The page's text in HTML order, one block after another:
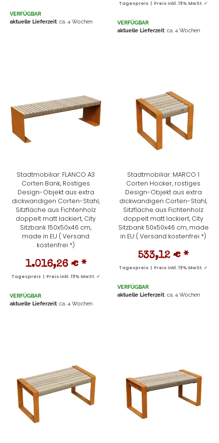
VERFÜGBAR
aktuelle Lieferzeit: ca. 4 Wochen
Tagespreis | Preis inkl. 19% MwSt. ✓
VERFÜGBAR
aktuelle Lieferzeit: ca. 4 Wochen
Stadtmobiliar: FLANCO A3
Corten Bank, Rostiges
Design-Objekt aus extra
dickwandigen Corten-Stahl,
Sitzfläche aus Fichtenholz
doppelt matt lackiert, City
Sitzbank 150x50x46 cm,
made in EU ( Versand
kostenfrei *)
1.016,26 € *
Tagespreis | Preis inkl. 19% MwSt. ✓
VERFÜGBAR
aktuelle Lieferzeit: ca. 4 Wochen
Stadtmobiliar: MARCO 1
Corten Hocker, rostiges
Design-Objekt aus extra
dickwandigen Corten-Stahl,
Sitzfläche aus Fichtenholz
doppelt matt lackiert, City
Sitzbank 50x50x46 cm, made
in EU ( Versand kostenfrei *)
533,12 € *
Tagespreis | Preis inkl. 19% MwSt. ✓
VERFÜGBAR
aktuelle Lieferzeit: ca. 4 Wochen